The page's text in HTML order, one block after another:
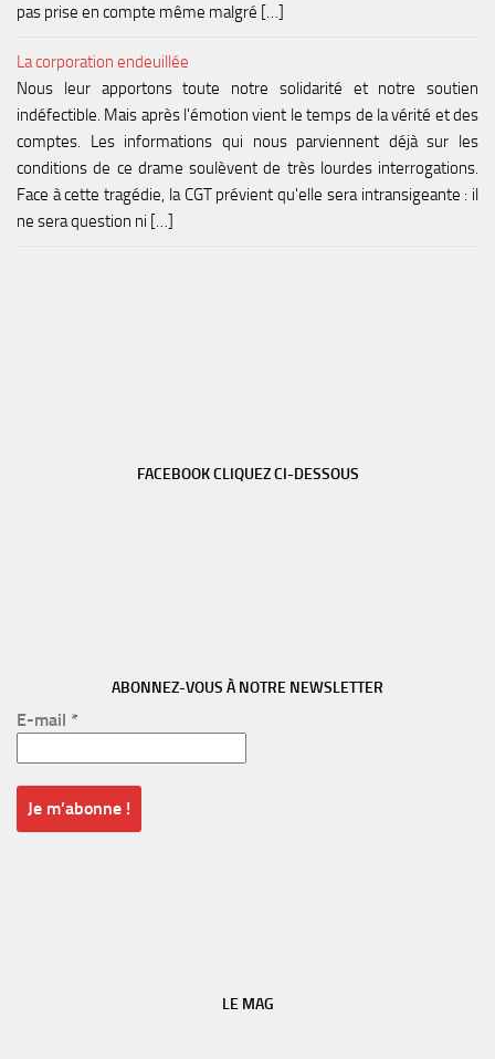
pas prise en compte même malgré […]
La corporation endeuillée
Nous leur apportons toute notre solidarité et notre soutien
indéfectible. Mais après l'émotion vient le temps de la vérité et des
comptes. Les informations qui nous parviennent déjà sur les
conditions de ce drame soulèvent de très lourdes interrogations.
Face à cette tragédie, la CGT prévient qu'elle sera intransigeante : il
ne sera question ni […]
FACEBOOK CLIQUEZ CI-DESSOUS
ABONNEZ-VOUS À NOTRE NEWSLETTER
E-mail *
LE MAG